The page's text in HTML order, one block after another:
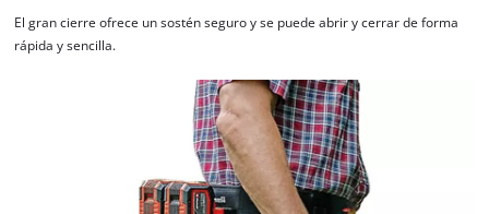
El gran cierre ofrece un sostén seguro y se puede abrir y cerrar de forma
rápida y sencilla.